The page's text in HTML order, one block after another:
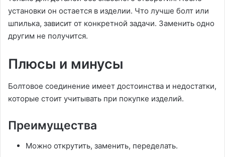
установки он остается в изделии. Что лучше болт или
шпилька, зависит от конкретной задачи. Заменить одно
другим не получится.
Плюсы и минусы
Болтовое соединение имеет достоинства и недостатки,
которые стоит учитывать при покупке изделий.
Преимущества
Можно открутить, заменить, переделать.